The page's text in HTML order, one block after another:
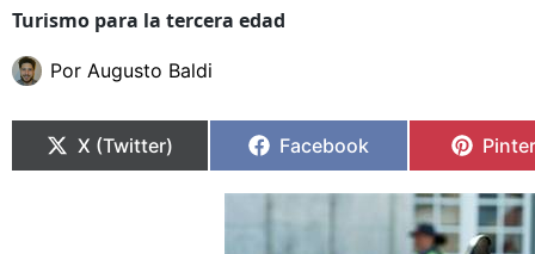
Turismo para la tercera edad
Por Augusto Baldi
en
X (Twitter)
en
Facebook
en
en
en
en